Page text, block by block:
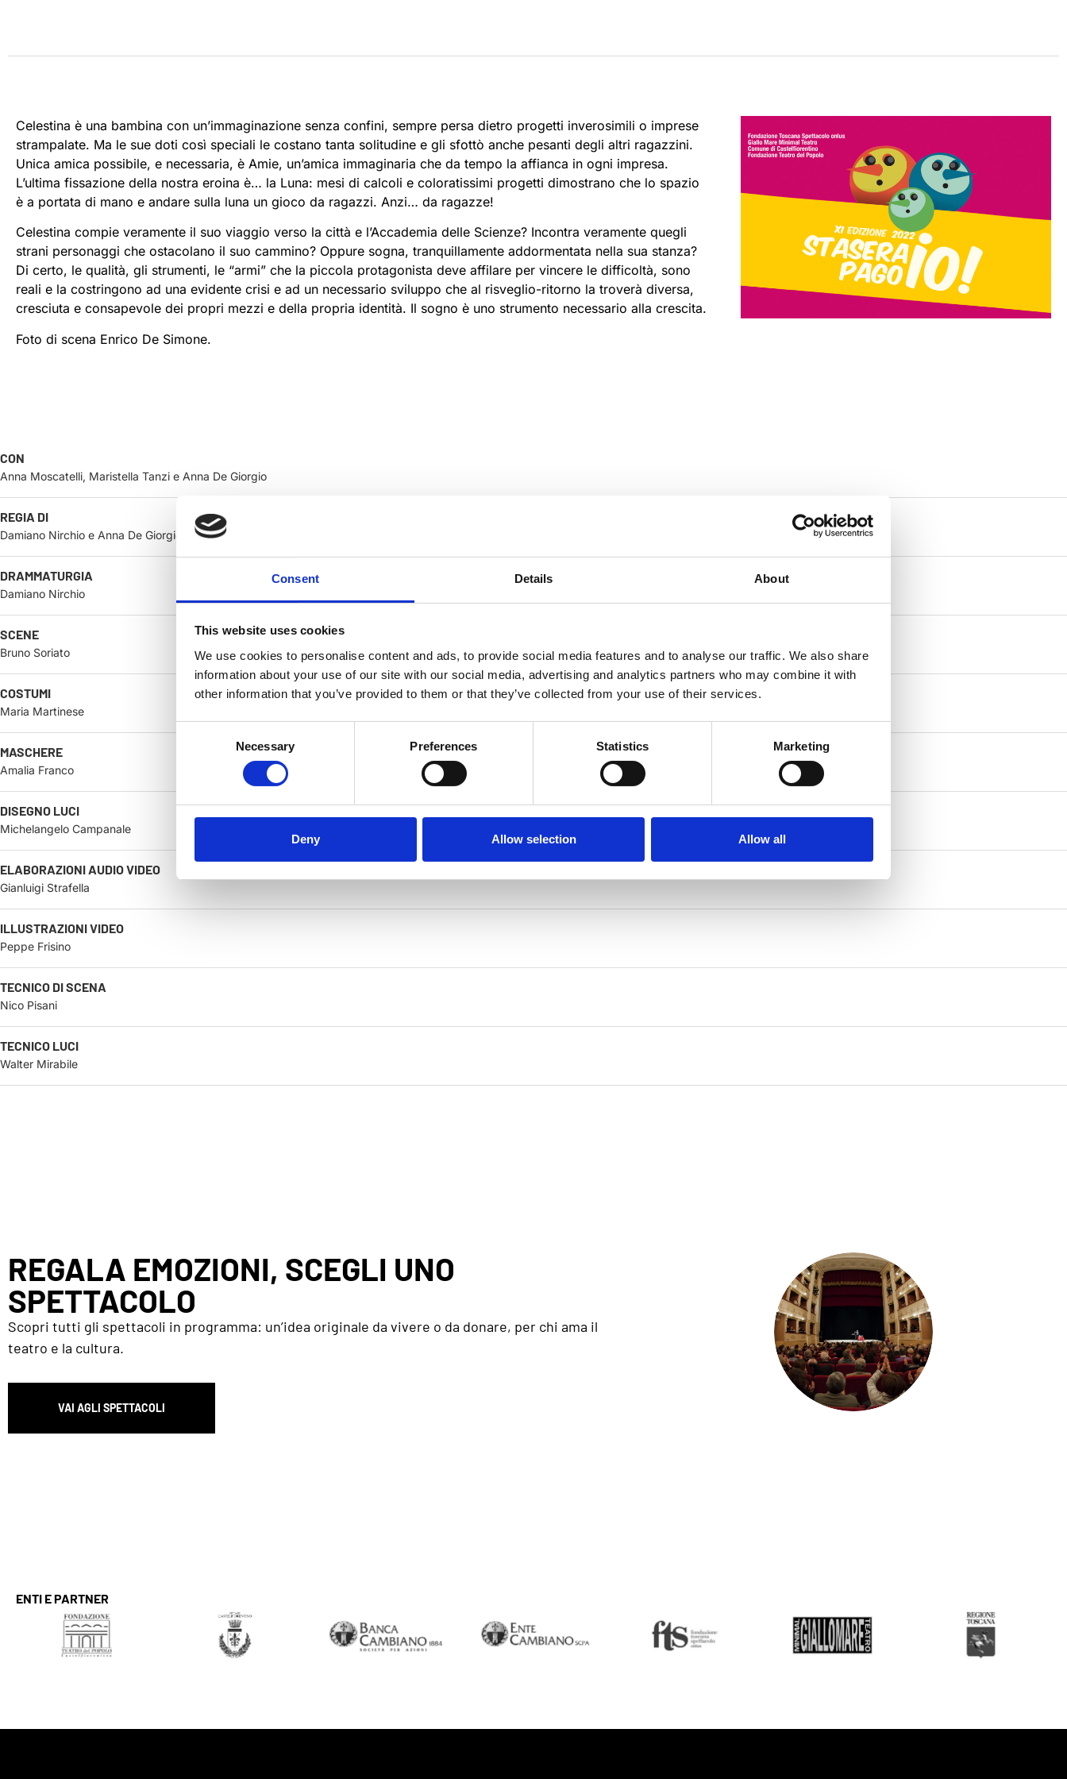
Consent Details About
This website uses cookies
We use cookies to personalise content and ads, to provide social media features and to analyse our traffic. We also share
information about your use of our site with our social media, advertising and analytics partners who may combine it with
other information that you’ve provided to them or that they’ve collected from your use of their services.
Consent
Necessary Preferences Statistics Marketing
Deny Allow selection Allow all
Celestina è una bambina con un’immaginazione senza confini, sempre persa dietro progetti inverosimili o imprese
strampalate. Ma le sue doti così speciali le costano tanta solitudine e gli sfottò anche pesanti degli altri ragazzini.
Unica amica possibile, e necessaria, è Amie, un’amica immaginaria che da tempo la affianca in ogni impresa.
L’ultima fissazione della nostra eroina è… la Luna: mesi di calcoli e coloratissimi progetti dimostrano che lo spazio
è a portata di mano e andare sulla luna un gioco da ragazzi. Anzi… da ragazze!
Celestina compie veramente il suo viaggio verso la città e l’Accademia delle Scienze? Incontra veramente quegli
strani personaggi che ostacolano il suo cammino? Oppure sogna, tranquillamente addormentata nella sua stanza?
Di certo, le qualità, gli strumenti, le “armi” che la piccola protagonista deve affilare per vincere le difficoltà, sono
reali e la costringono ad una evidente crisi e ad un necessario sviluppo che al risveglio-ritorno la troverà diversa,
cresciuta e consapevole dei propri mezzi e della propria identità. Il sogno è uno strumento necessario alla crescita.
Foto di scena Enrico De Simone.
CON
Anna Moscatelli, Maristella Tanzi e Anna De Giorgio
REGIA DI
Damiano Nirchio e Anna De Giorgio
DRAMMATURGIA
Damiano Nirchio
SCENE
Bruno Soriato
COSTUMI
Maria Martinese
MASCHERE
Amalia Franco
DISEGNO LUCI
Michelangelo Campanale
ELABORAZIONI AUDIO VIDEO
Gianluigi Strafella
ILLUSTRAZIONI VIDEO
Peppe Frisino
TECNICO DI SCENA
Nico Pisani
TECNICO LUCI
Walter Mirabile
REGALA EMOZIONI, SCEGLI UNO
SPETTACOLO
Scopri tutti gli spettacoli in programma: un’idea originale da vivere o da donare, per chi ama il
teatro e la cultura.
VAI AGLI SPETTACOLI
ENTI E PARTNER